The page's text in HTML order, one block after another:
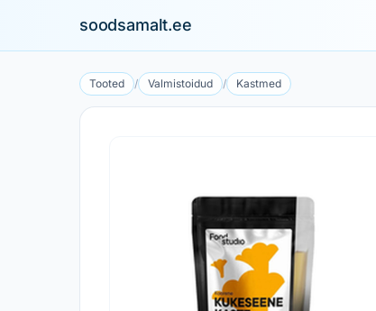
soodsamalt.ee
Tooted / Valmistoidud / Kastmed